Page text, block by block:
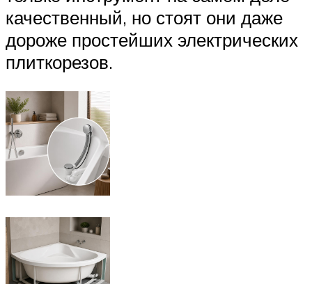
качественный, но стоят они даже
дороже простейших электрических
плиткорезов.